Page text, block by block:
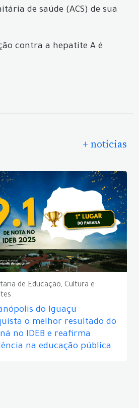
de saúde (ACS) de sua
contra a hepatite A é
+ notícias
de Educação, Cultura e
do Iguaçu
o melhor resultado do
no IDEB e reafirma
na educação pública